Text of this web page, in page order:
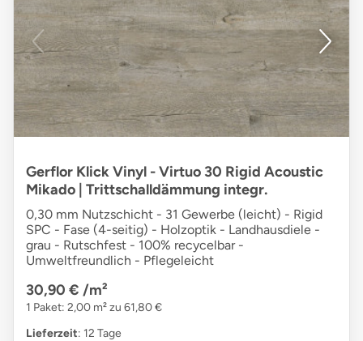
Gerflor Klick Vinyl - Virtuo 30 Rigid Acoustic
Mikado | Trittschalldämmung integr.
0,30 mm Nutzschicht - 31 Gewerbe (leicht) - Rigid
SPC - Fase (4-seitig) - Holzoptik - Landhausdiele -
grau - Rutschfest - 100% recycelbar -
Umweltfreundlich - Pflegeleicht
30,90 € /m²
1 Paket: 2,00 m² zu 61,80 €
Lieferzeit: 12 Tage